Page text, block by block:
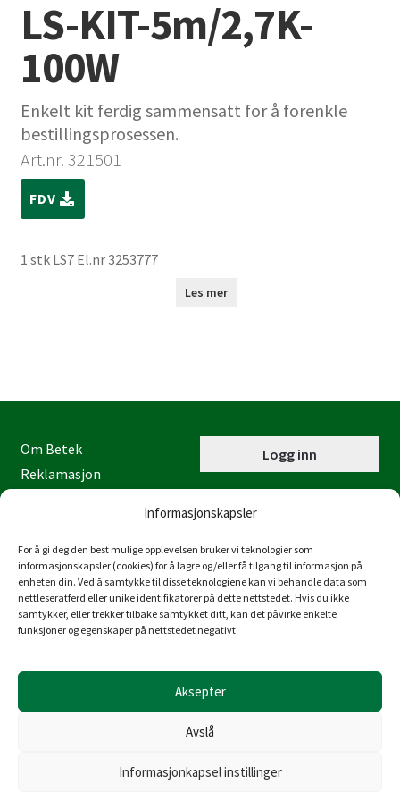
Informasjonskapsler
For å gi deg den best mulige opplevelsen bruker vi teknologier som
informasjonskapsler (cookies) for å lagre og/eller få tilgang til informasjon på
enheten din. Ved å samtykke til disse teknologiene kan vi behandle data som
nettleseratferd eller unike identifikatorer på dette nettstedet. Hvis du ikke
samtykker, eller trekker tilbake samtykket ditt, kan det påvirke enkelte
funksjoner og egenskaper på nettstedet negativt.
Aksepter
Avslå
Informasjonkapsel instillinger
LS-KIT-5m/2,7K-
100W
Enkelt kit ferdig sammensatt for å forenkle
bestillingsprosessen.
Art.nr. 321501
FDV
1 stk LS7 El.nr 3253777
Les mer
Logg inn
Juraveien 4
4636 Kristiansand
Tlf: 38 53 15 00
Org.nr.: 980 832 481
Om Betek
Reklamasjon
Personvernerklæring
Åpenhetsloven
© Copyright Betek Norge AS 2026